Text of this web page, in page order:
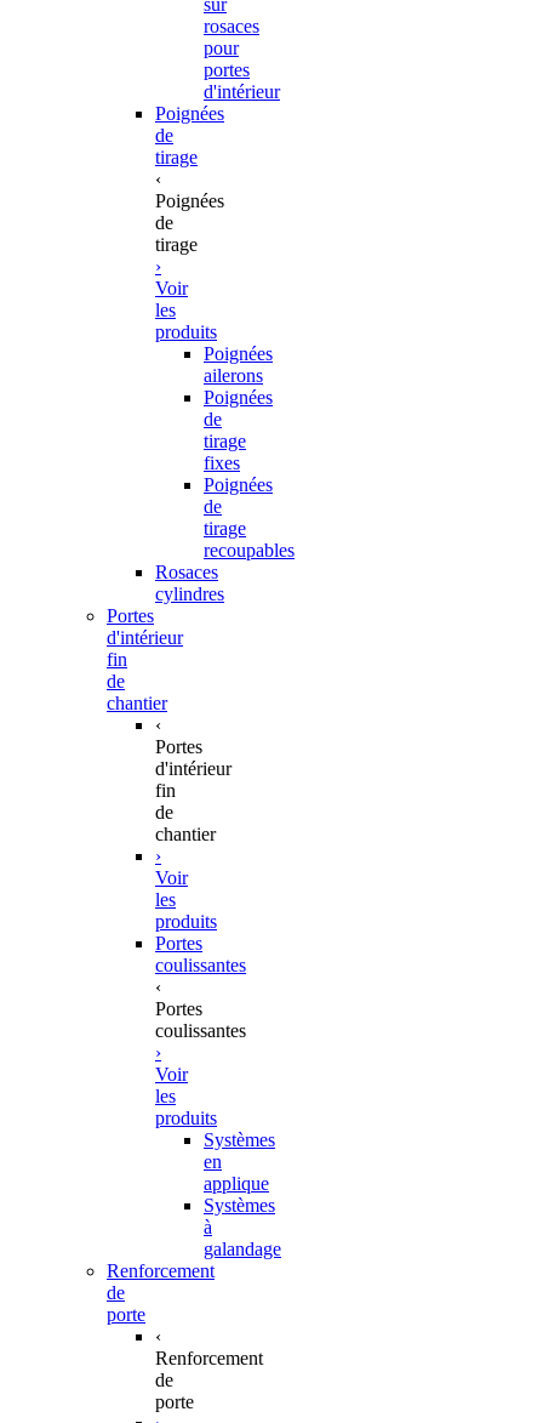
rosaces
pour
portes
d'intérieur
Poignées
de
tirage
‹
Poignées
de
tirage
›
Voir
les
produits
Poignées
ailerons
Poignées
de
tirage
fixes
Poignées
de
tirage
recoupables
Rosaces
cylindres
Portes
d'intérieur
fin
de
chantier
‹
Portes
d'intérieur
fin
de
chantier
›
Voir
les
produits
Portes
coulissantes
‹
Portes
coulissantes
›
Voir
les
produits
Systèmes
en
applique
Systèmes
à
galandage
Renforcement
de
porte
‹
Renforcement
de
porte